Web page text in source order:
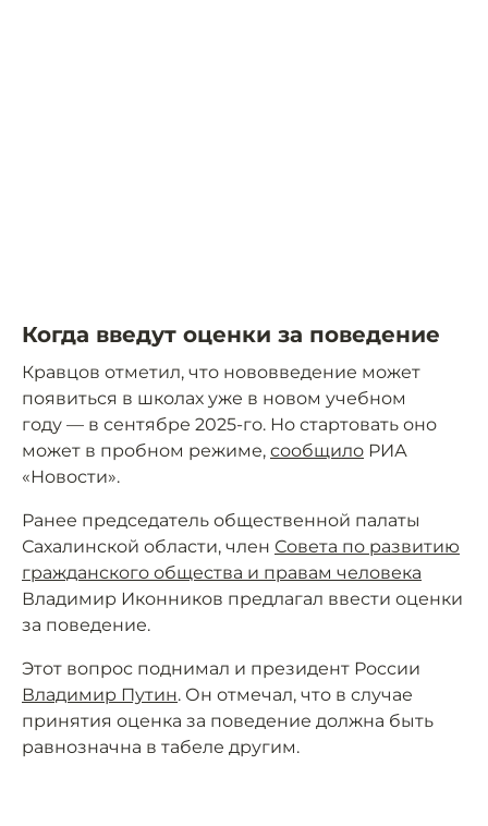
Когда введут оценки за поведение
Кравцов отметил, что нововведение может
появиться в школах уже в новом учебном
году — в сентябре 2025-го. Но стартовать оно
может в пробном режиме, сообщило РИА
«Новости».
Ранее председатель общественной палаты
Сахалинской области, член Совета по развитию
гражданского общества и правам человека
Владимир Иконников предлагал ввести оценки
за поведение.
Этот вопрос поднимал и президент России
Владимир Путин. Он отмечал, что в случае
принятия оценка за поведение должна быть
равнозначна в табеле другим.